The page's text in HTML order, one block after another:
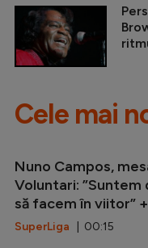
Cele mai
Nuno Campos,
Voluntari:
să facem în viitor”
SuperLiga | 00:15